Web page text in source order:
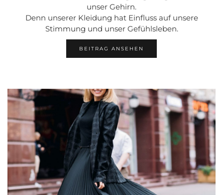
unser Gehirn.
Denn unserer Kleidung hat Einfluss auf unsere
Stimmung und unser Gefühlsleben.
BEITRAG ANSEHEN